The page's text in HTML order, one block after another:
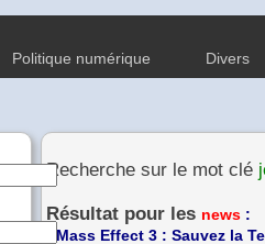
Politique numérique Divers
Recherche sur le mot clé
Résultat pour les news :
Mass Effect 3 : Sauvez la